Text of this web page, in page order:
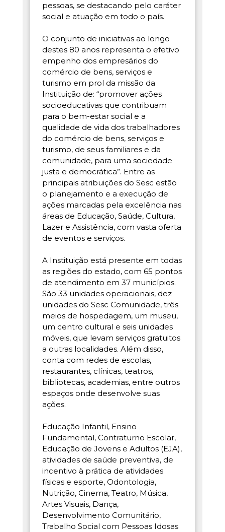
pessoas, se destacando pelo caráter
social e atuação em todo o país.
O conjunto de iniciativas ao longo
destes 80 anos representa o efetivo
empenho dos empresários do
comércio de bens, serviços e
turismo em prol da missão da
Instituição de: “promover ações
socioeducativas que contribuam
para o bem-estar social e a
qualidade de vida dos trabalhadores
do comércio de bens, serviços e
turismo, de seus familiares e da
comunidade, para uma sociedade
justa e democrática”. Entre as
principais atribuições do Sesc estão
o planejamento e a execução de
ações marcadas pela excelência nas
áreas de Educação, Saúde, Cultura,
Lazer e Assistência, com vasta oferta
de eventos e serviços.
A Instituição está presente em todas
as regiões do estado, com 65 pontos
de atendimento em 37 municípios.
São 33 unidades operacionais, dez
unidades do Sesc Comunidade, três
meios de hospedagem, um museu,
um centro cultural e seis unidades
móveis, que levam serviços gratuitos
a outras localidades. Além disso,
conta com redes de escolas,
restaurantes, clínicas, teatros,
bibliotecas, academias, entre outros
espaços onde desenvolve suas
ações.
Educação Infantil, Ensino
Fundamental, Contraturno Escolar,
Educação de Jovens e Adultos (EJA),
atividades de saúde preventiva, de
incentivo à prática de atividades
físicas e esporte, Odontologia,
Nutrição, Cinema, Teatro, Música,
Artes Visuais, Dança,
Desenvolvimento Comunitário,
Trabalho Social com Pessoas Idosas